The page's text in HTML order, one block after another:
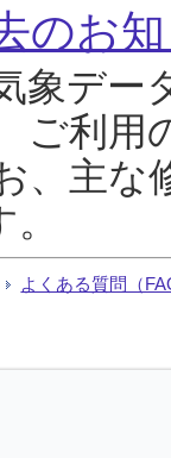
のお
象デー
ご利用
、主な
よくある質問（